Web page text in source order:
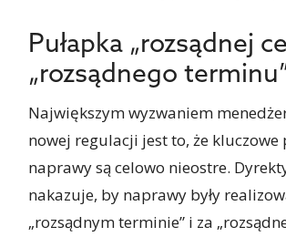
Pułapka „rozsądnej
„rozsądnego
Największym wyzwaniem
nowej regulacji jest to, że
naprawy są celowo nieostre.
nakazuje, by naprawy były
„rozsądnym terminie” i za